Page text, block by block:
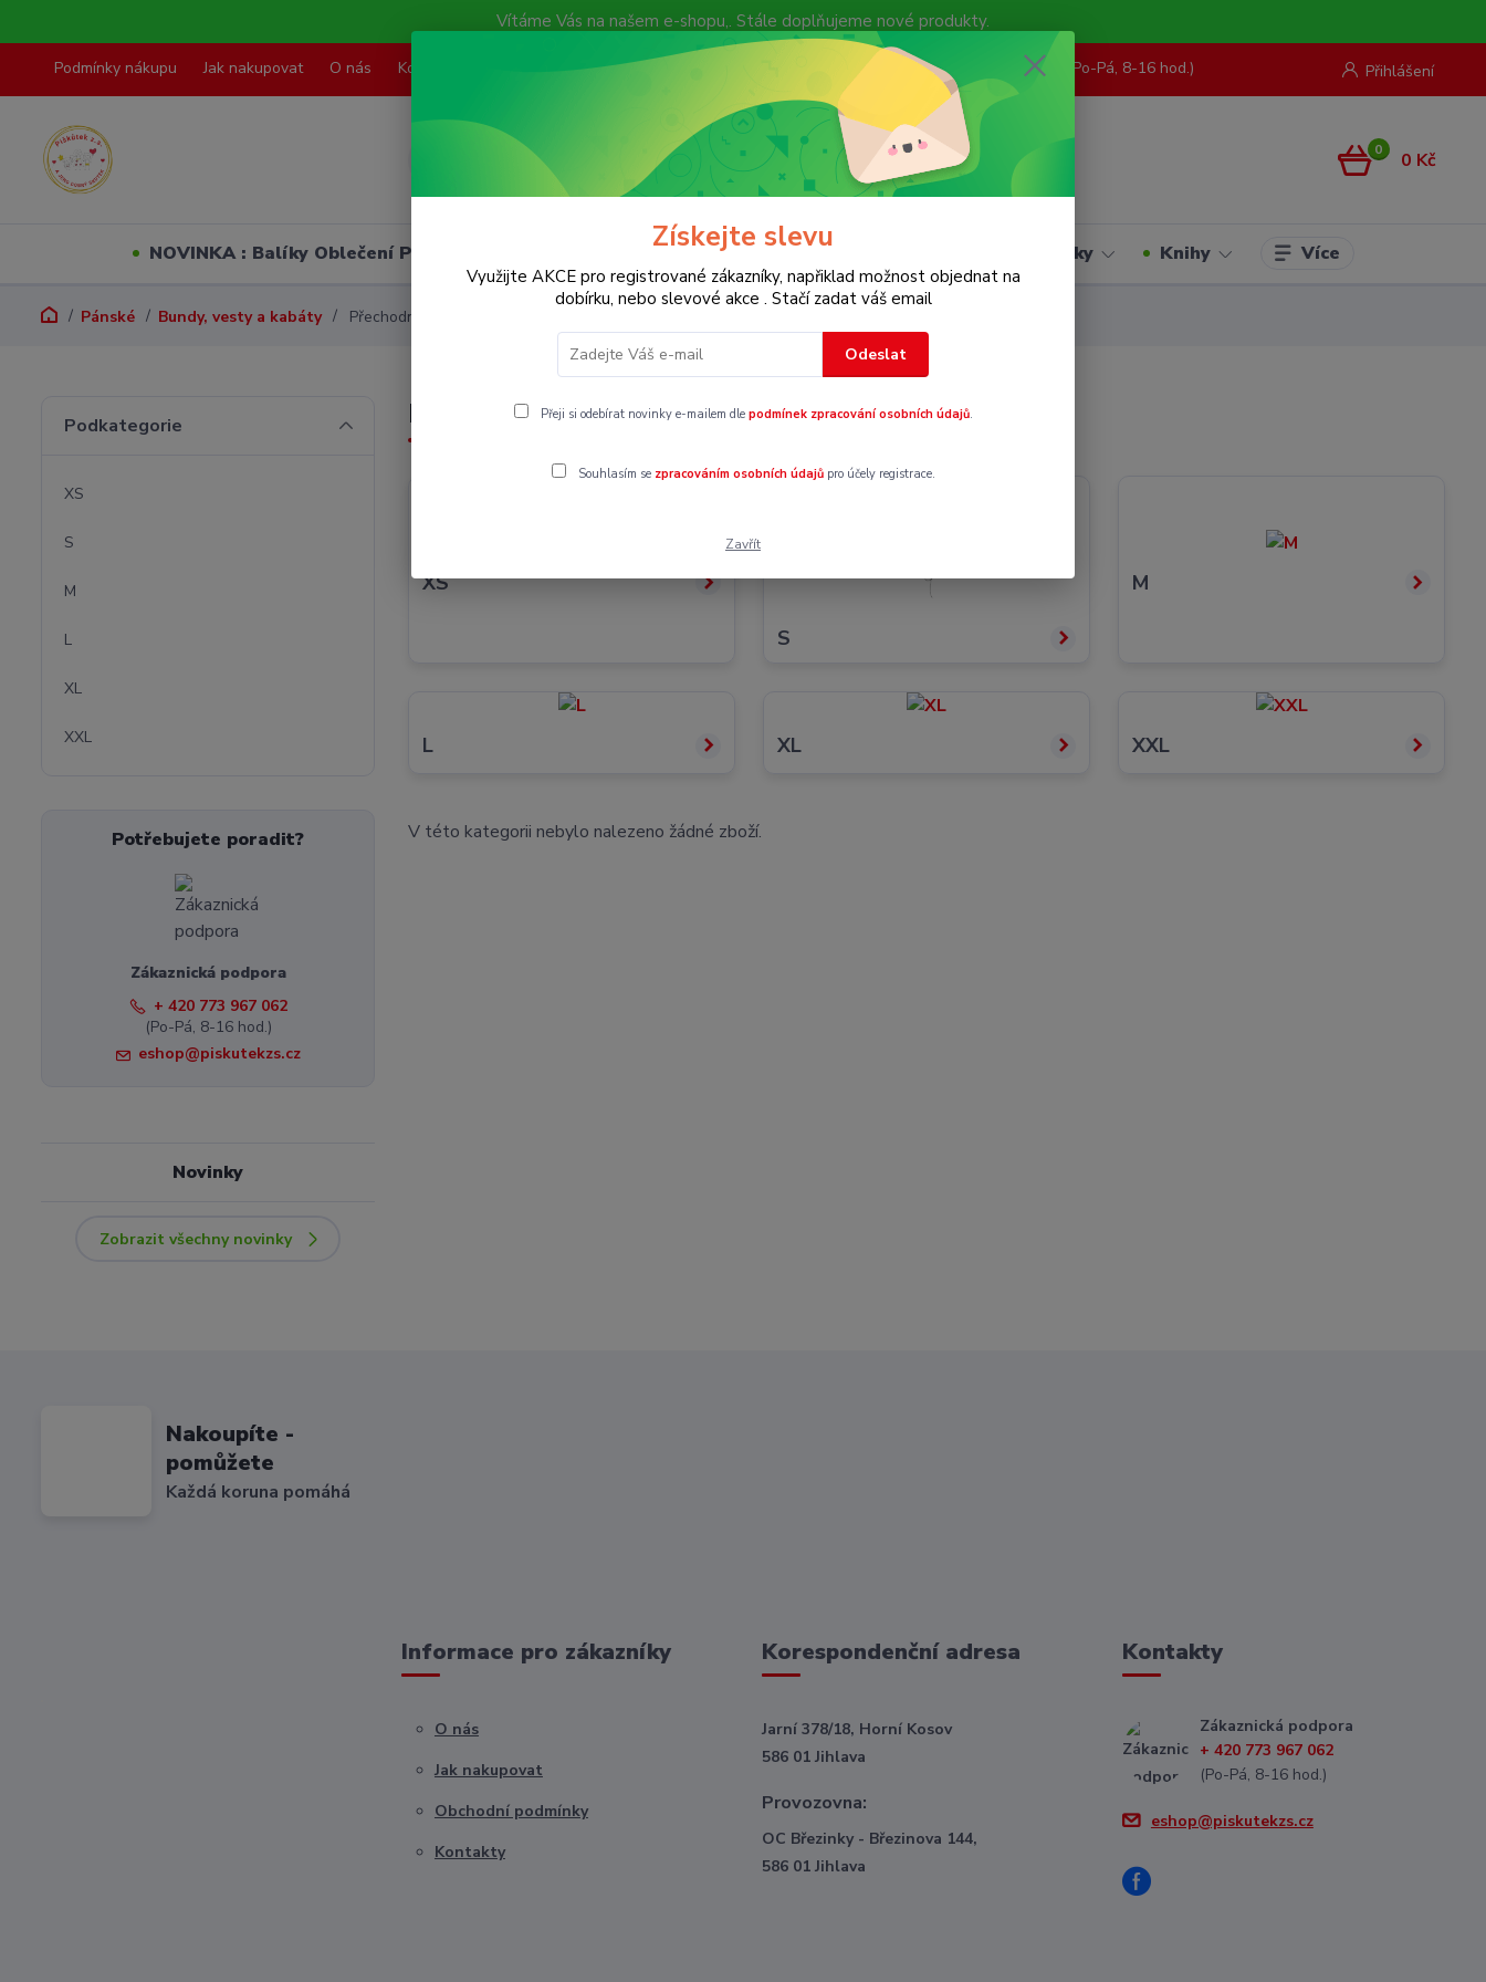
Vítáme Vás na našem e-shopu,. Stále doplňujeme nové produkty.
Podmínky nákupu Jak nakupovat O nás Kontakty Přihlášení
Hledat
Nevíte si rady? Zavolejte. + 420 773 967 062 (Po-Pá, 8-16 hod.)
0 0 Kč
NOVINKA : Balíky Oblečení PO VELIKOSTECH Dětské Dámské Hračky Knihy Více
Pánské Bundy, vesty a kabáty Přechodné bundy
Přechodné bundy
XS
S
M
L XL XXL
V této kategorii nebylo nalezeno žádné zboží.
Podkategorie
XS
S
M
L
XL
XXL
Potřebujete poradit?
Zákaznická podpora
+ 420 773 967 062
(Po-Pá, 8-16 hod.)
eshop@piskutekzs.cz
Novinky
Zobrazit všechny novinky
Nakoupíte -
pomůžete
Každá koruna pomáhá
Informace pro zákazníky
O nás
Jak nakupovat
Obchodní podmínky
Kontakty
Korespondenční adresa
Jarní 378/18, Horní Kosov
586 01 Jihlava
Provozovna:
OC Březinky - Březinova 144,
586 01 Jihlava
Kontakty
Zákaznická podpora
+ 420 773 967 062
(Po-Pá, 8-16 hod.)
eshop@piskutekzs.cz
Získejte slevu
Využijte AKCE pro registrované zákazníky, napřiklad možnost objednat na
dobírku, nebo slevové akce . Stačí zadat váš email
Odeslat
Přeji si odebírat novinky e-mailem dle podmínek zpracování osobních údajů.
Souhlasím se zpracováním osobních údajůpro účely registrace.
Zavřít